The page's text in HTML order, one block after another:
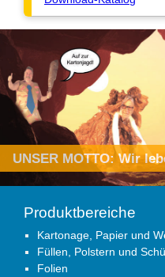
Produktbereiche
Kartonage, Papier und
Füllen, Polstern und
Folien